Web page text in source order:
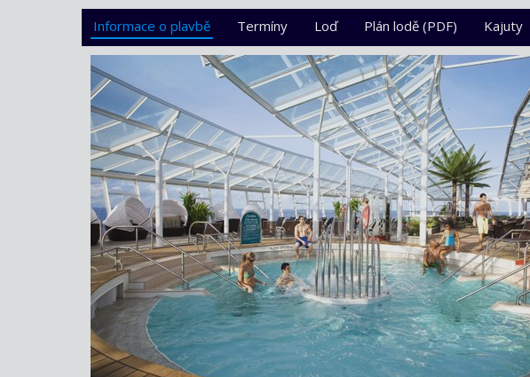
Informace o plavbě Termíny Loď Plán lodě (PDF) Kajuty